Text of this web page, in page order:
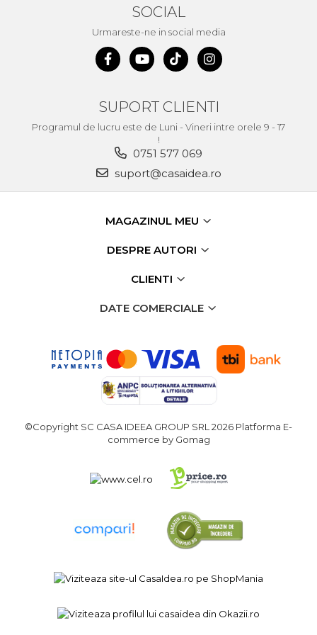
Protectia Muncii
Multidetector
Pistol Spuma Poliuretanica
Termometru Infrarosu
tamplarie si alte domenii
Suruburi si dibluri
Suporti & Discuri
Utilaje Spalat Auto
Letcoane & Consumabile
Suflante cu Aer Cald
profesionale
SOCIAL
Urmareste-ne in social media
SUPORT CLIENTI
Programul de lucru este de Luni - Vineri intre orele 9 - 17
!
0751 577 069
suport@casaidea.ro
MAGAZINUL MEU
DESPRE AUTORI
CLIENTI
DATE COMERCIALE
©Copyright SC CASA IDEEA GROUP SRL 2026 Platforma E-
commerce by Gomag